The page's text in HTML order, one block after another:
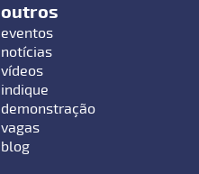
outros
eventos
notícias
vídeos
indique
demonstração
vagas
blog